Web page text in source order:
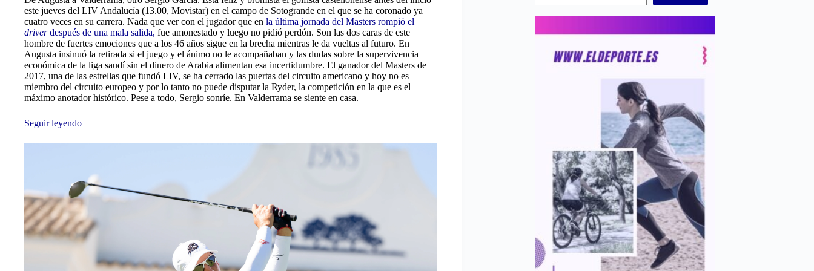
este jueves del LIV Andalucía (13.00, Movistar) en el campo de Sotogrande en el que se ha coronado ya
cuatro veces en su carrera. Nada que ver con el jugador que en la última jornada del Masters rompió el
driverdespués de una mala salida, fue amonestado y luego no pidió perdón. Son las dos caras de este
hombre de fuertes emociones que a los 46 años sigue en la brecha mientras le da vueltas al futuro. En
Augusta insinuó la retirada si el juego y el ánimo no le acompañaban y las dudas sobre la supervivencia
económica de la liga saudí sin el dinero de Arabia alimentan esa incertidumbre. El ganador del Masters de
2017, una de las estrellas que fundó LIV, se ha cerrado las puertas del circuito americano y hoy no es
miembro del circuito europeo y por lo tanto no puede disputar la Ryder, la competición en la que es el
máximo anotador histórico. Pese a todo, Sergio sonríe. En Valderrama se siente en casa.
Seguir leyendo